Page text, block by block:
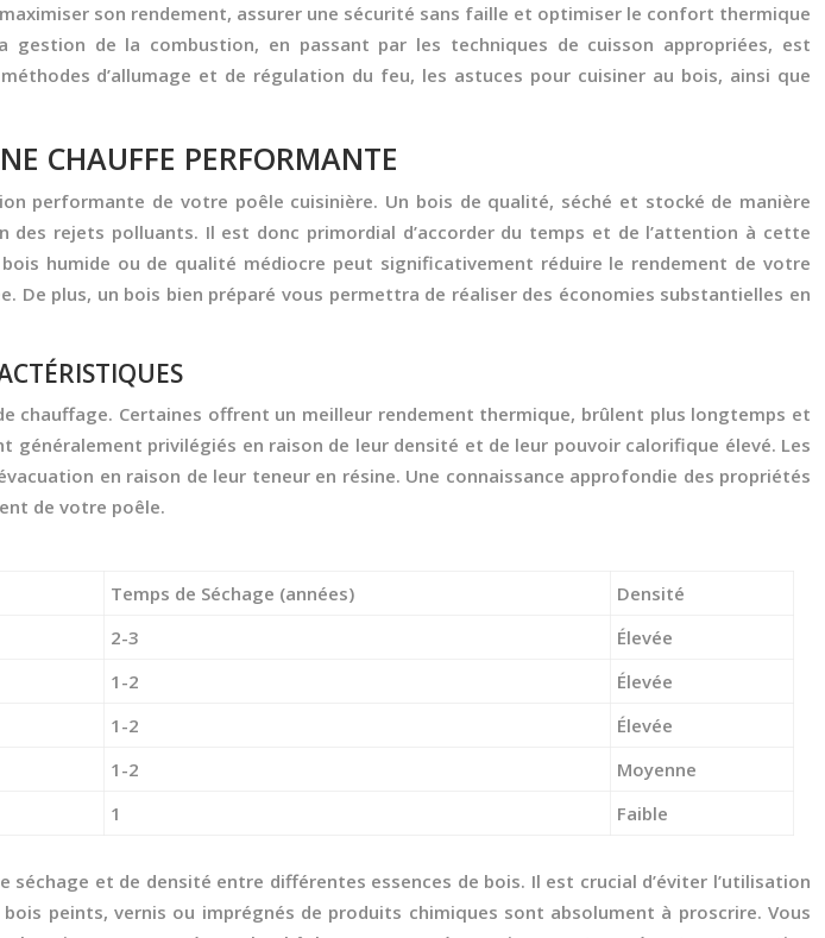
son rendement, assurer une sécurité sans faille et optimiser le confort thermique
de la combustion, en passant par les techniques de cuisson appropriées, est
d’allumage et de régulation du feu, les astuces pour cuisiner au bois, ainsi que
CHAUFFE PERFORMANTE
performante de votre poêle cuisinière. Un bois de qualité, séché et stocké de manière
rejets polluants. Il est donc primordial d’accorder du temps et de l’attention à cette
humide ou de qualité médiocre peut significativement réduire le rendement de votre
De plus, un bois bien préparé vous permettra de réaliser des économies substantielles en
chauffage. Certaines offrent un meilleur rendement thermique, brûlent plus longtemps et
privilégiés en raison de leur densité et de leur pouvoir calorifique élevé. Les
en raison de leur teneur en résine. Une connaissance approfondie des propriétés
de votre poêle.
Temps de Séchage (années)
Densité
2-3
Élevée
1-2
Élevée
1-2
Élevée
1-2
Moyenne
1 Faible
et de densité entre différentes essences de bois. Il est crucial d’éviter l’utilisation
peints, vernis ou imprégnés de produits chimiques sont absolument à proscrire. Vous